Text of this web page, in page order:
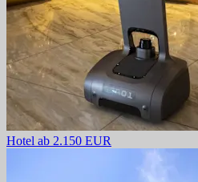
Hotel ab 2.150 EUR